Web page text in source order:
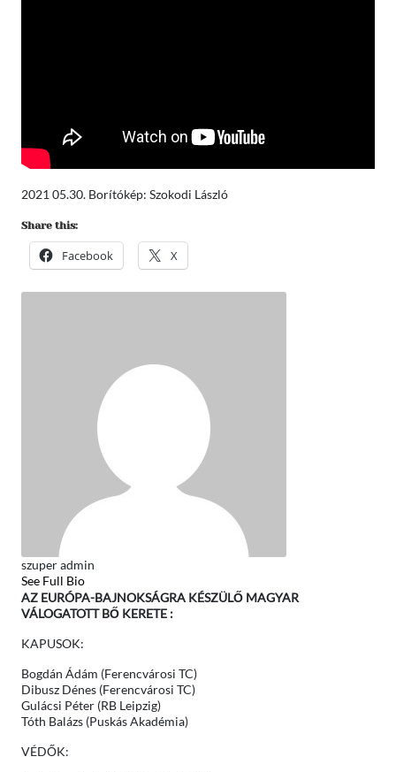
2021 05.30. Borítókép: Szokodi László
Share this:
Facebook X
szuper admin
See Full Bio
AZ EURÓPA-BAJNOKSÁGRA KÉSZÜLŐ MAGYAR
VÁLOGATOTT BŐ KERETE :
KAPUSOK:
Bogdán Ádám (Ferencvárosi TC)
Dibusz Dénes (Ferencvárosi TC)
Gulácsi Péter (RB Leipzig)
Tóth Balázs (Puskás Akadémia)
VÉDŐK: